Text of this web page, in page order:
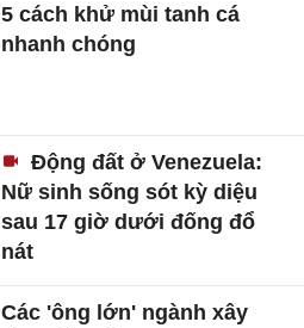
5 cách khử mùi tanh cá
nhanh chóng
Động đất ở Venezuela:
Nữ sinh sống sót kỳ diệu
sau 17 giờ dưới đống đổ
nát
Các 'ông lớn' ngành xây